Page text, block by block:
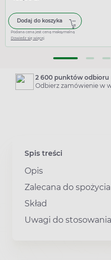
Dodaj do koszyka
Podana cena jest ceną maksymalną
Dowiedz się więcej
2 600 punktów odbioru
Odbierz zamówienie w
Spis treści
Opis
Zalecana do
Skład
Uwagi do stosowania